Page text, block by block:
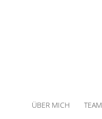
ÜBER MICH TEAM